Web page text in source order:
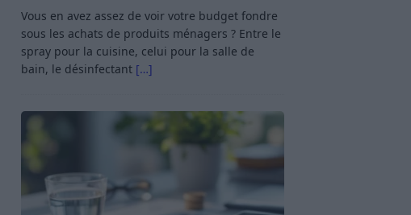
Vous en avez assez de voir votre budget fondre
sous les achats de produits ménagers ? Entre le
spray pour la cuisine, celui pour la salle de
bain, le désinfectant […]